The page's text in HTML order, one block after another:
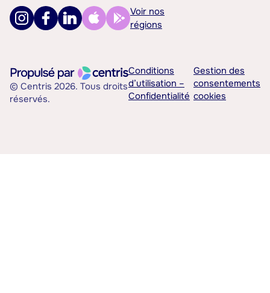
Voir nos
régions
© Centris 2026. Tous droits
réservés.
Conditions
d’utilisation –
Confidentialité
Gestion des
consentements
cookies